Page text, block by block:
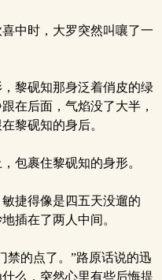
中时，大罗突然叫嚷了一
黎砚知那身泛着俏皮的绿
在后面，气焰没了大半，
黎砚知的身后。
包裹住黎砚知的身形。
捷得像是四五天没遛的
插在了两人中间。
的点了。”路原话说的迅
么，突然心里有些后悔提